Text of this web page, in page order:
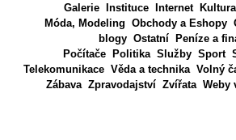
Galerie
Instituce Internet Kultura
Móda, Modeling Obchody a Eshopy
blogy Ostatní
Peníze a
Počítače
Politika Služby Sport
Telekomunikace Věda a technika Volný
Zábava Zpravodajství Zvířata Weby